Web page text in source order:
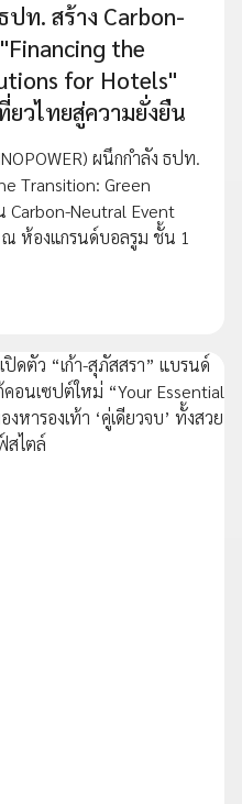
ท. สร้าง Carbon-
the
for Hotels"
ยวไทยสู่ความยั่งยืน
ผนึกกำลัง ธปท.
Transition: Green
Carbon-Neutral Event
ห้องแกรนด์บอลรูม ชั้น 1